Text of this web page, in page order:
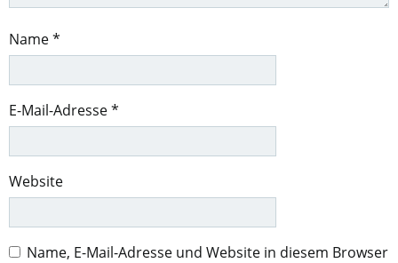
Name*
E-Mail-Adresse*
Website
Name, E-Mail-Adresse und Website in diesem Browser